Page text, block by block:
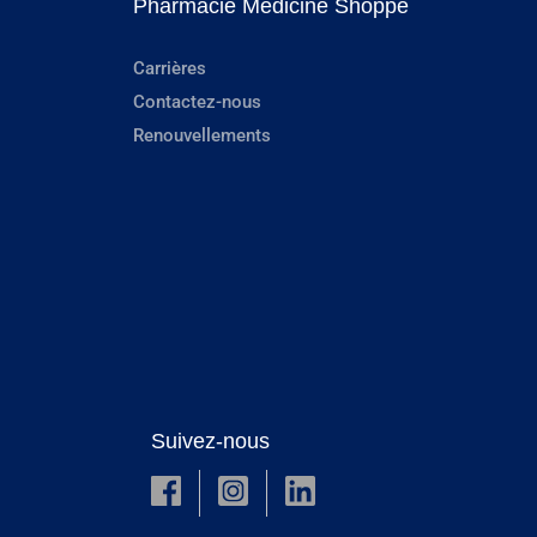
Pharmacie Medicine Shoppe
Carrières
Contactez-nous
Renouvellements
Suivez-nous